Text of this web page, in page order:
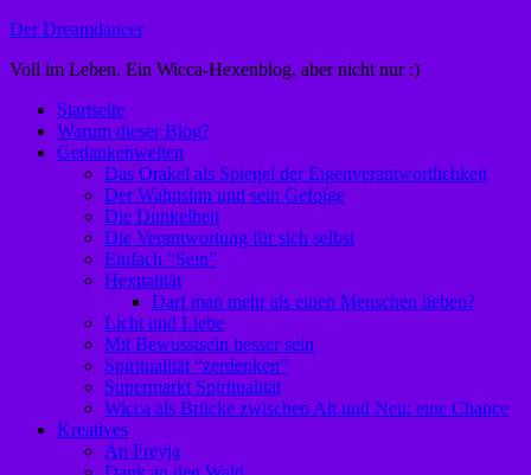
Zum
springen
Der Dreamdancer
Voll im Leben. Ein Wicca-Hexenblog, aber nicht nur :)
Startseite
Warum dieser Blog?
Gedankenwelten
Das Orakel als Spiegel der Eigenverantwortlichkeit
Der Wahnsinn und sein Gefolge
Die Dunkelheit
Die Verantwortung für sich selbst
Einfach “Sein”
Hexualität
Darf man mehr als einen Menschen lieben?
Licht und Liebe
Mit Bewusstsein besser sein
Spiritualität “zerdenken”
Supermarkt Spiritualität
Wicca als Brücke zwischen Alt und Neu: eine Chance
Kreatives
An Freyja